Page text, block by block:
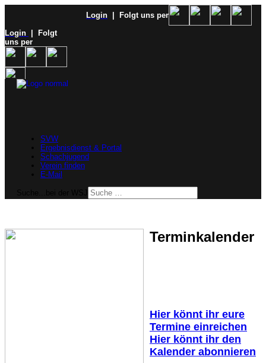
Login
| Folgt uns per
Login
| Folgt
uns per
SVW
Ergebnisdienst & Portal
Schachjugend
Verein finden
E-Mail
Terminkalender
Hier könnt ihr eure
Termine einreichen
Hier könnt ihr den
Kalender abonnieren